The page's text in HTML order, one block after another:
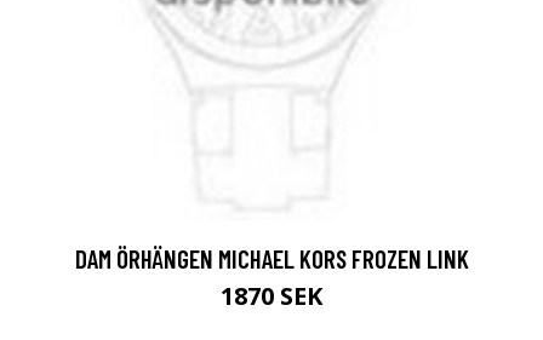
DAM ÖRHÄNGEN MICHAEL KORS FROZEN LINK
1870 SEK